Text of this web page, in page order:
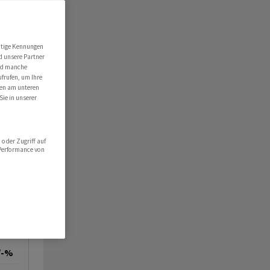
%
Kennungen
unsere Partner
manche
um Ihre
am unteren
in unserer
oder Zugriff auf
von